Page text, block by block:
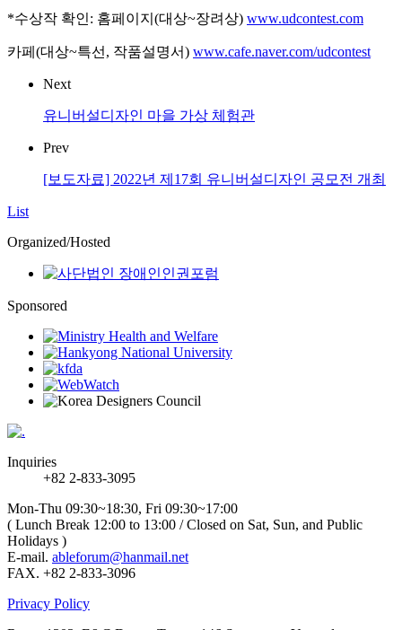
*수상작 확인: 홈페이지(대상~장려상) www.udcontest.com
카페(대상~특선, 작품설명서) www.cafe.naver.com/udcontest
Next
유니버설디자인 마을 가상 체험관
Prev
[보도자료] 2022년 제17회 유니버설디자인 공모전 개최
List
Organized/Hosted
Sponsored
Inquiries
+82 2-833-3095
Mon-Thu 09:30~18:30, Fri 09:30~17:00
( Lunch Break 12:00 to 13:00 / Closed on Sat, Sun, and Public
Holidays )
E-mail. ableforum@hanmail.net
FAX. +82 2-833-3096
Privacy Policy